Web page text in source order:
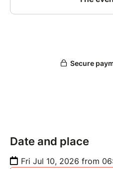
Date and place
Fri Jul 10, 2026 from